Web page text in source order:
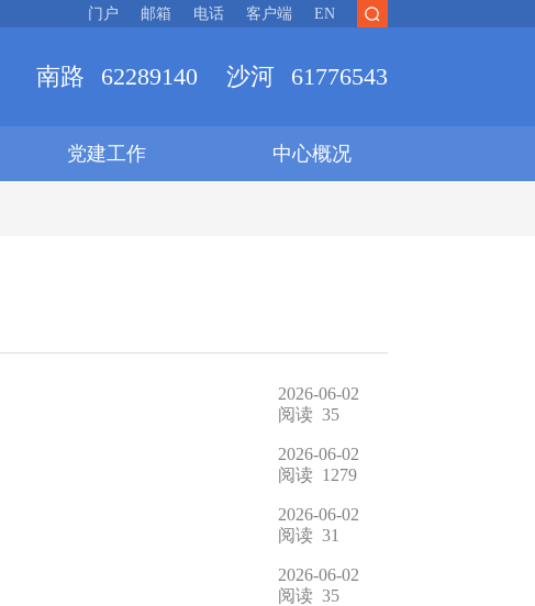
门户 邮箱 电话 客户端 EN
南路 62289140 沙河 61776543
党建工作 中心概况
2026-06-02
阅读 35
2026-06-02
阅读 1279
2026-06-02
阅读 31
2026-06-02
阅读 35